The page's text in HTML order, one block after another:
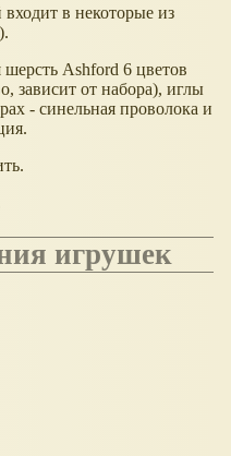
в некоторые из
Ashford 6 цветов
зависит от набора), иглы
- синельная проволока и
игрушек